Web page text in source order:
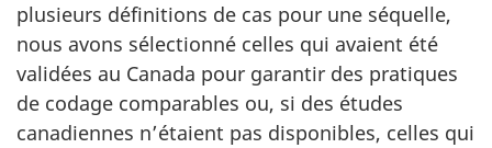
plusieurs définitions de cas pour une séquelle,
nous avons sélectionné celles qui avaient été
validées au Canada pour garantir des pratiques
de codage comparables ou, si des études
canadiennes n’étaient pas disponibles, celles qui